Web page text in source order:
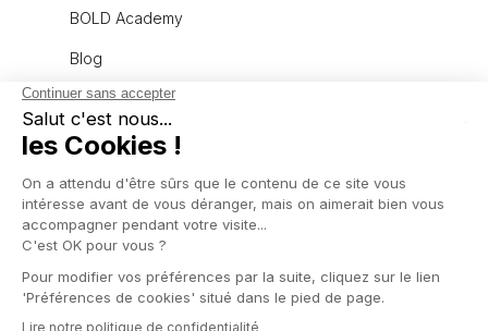
BOLD Academy
Blog
À propos
L'équipe
Recrutement